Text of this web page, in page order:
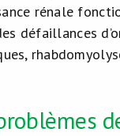
rénale
défaillances